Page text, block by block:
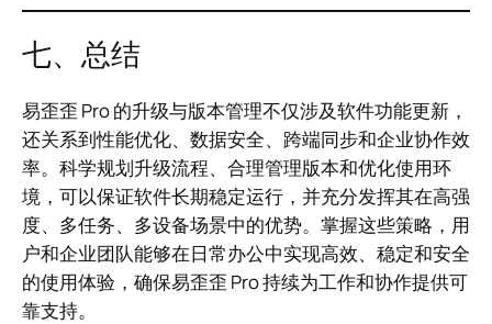
七、总结
易歪歪 Pro 的升级与版本管理不仅涉及软件功能更新，
还关系到性能优化、数据安全、跨端同步和企业协作效
率。科学规划升级流程、合理管理版本和优化使用环
境，可以保证软件长期稳定运行，并充分发挥其在高强
度、多任务、多设备场景中的优势。掌握这些策略，用
户和企业团队能够在日常办公中实现高效、稳定和安全
的使用体验，确保易歪歪 Pro 持续为工作和协作提供可
靠支持。